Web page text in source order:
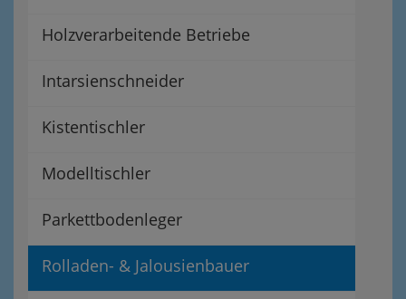
Holzverarbeitende Betriebe
Intarsienschneider
Kistentischler
Modelltischler
Parkettbodenleger
Rolladen- & Jalousienbauer